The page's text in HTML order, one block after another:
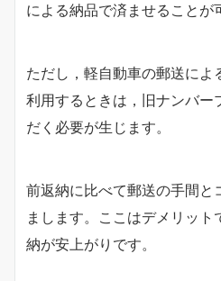
による納品で済ませることが
ただし，軽自動車の郵送によ
利用するときは，旧ナンバー
だく必要が生じます。
前返納に比べて郵送の手間と
まします。ここはデメリット
納が安上がりです。